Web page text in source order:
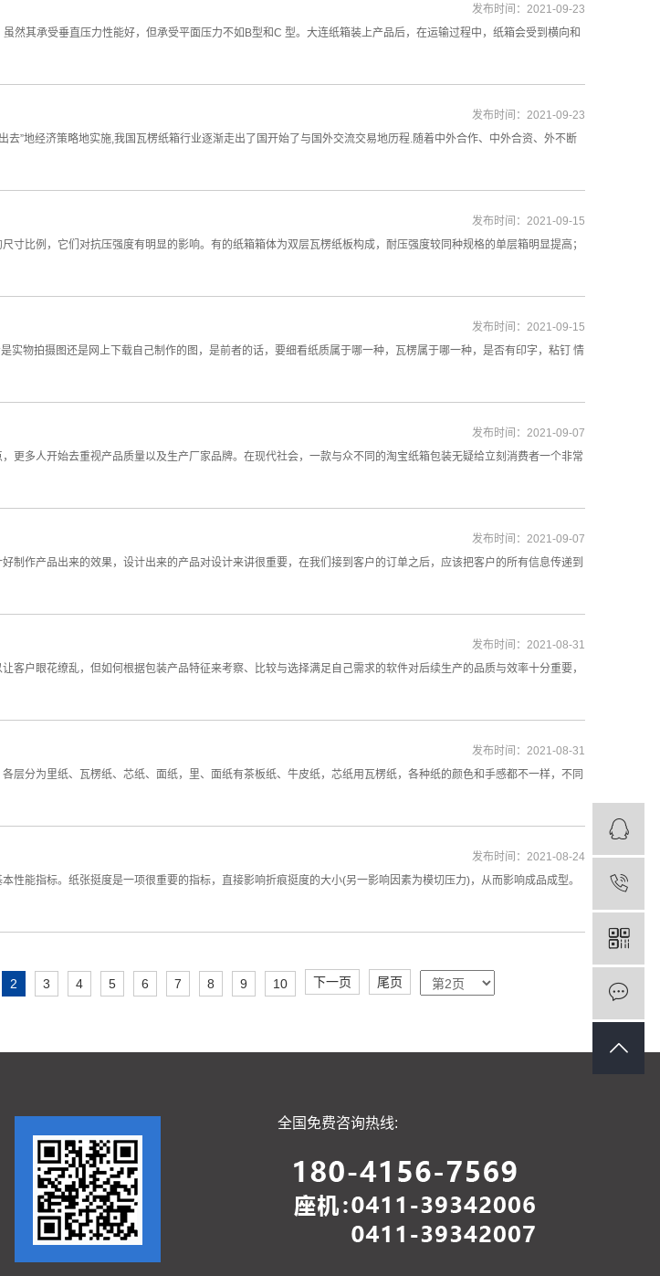
然其承受垂直压力性能好，但承受平面压力不如B型和C 型。大连纸箱装上产品后，在运输过程中，纸箱会受到横向和
发布时间：2021-09-23
去”地经济策略地实施,我国瓦楞纸箱行业逐渐走出了国开始了与国外交流交易地历程.随着中外合作、中外合资、外不断
发布时间：2021-09-23
寸比例，它们对抗压强度有明显的影响。有的纸箱箱体为双层瓦楞纸板构成，耐压强度较同种规格的单层箱明显提高；
发布时间：2021-09-15
实物拍摄图还是网上下载自己制作的图，是前者的话，要细看纸质属于哪一种，瓦楞属于哪一种，是否有印字，粘钉 情
发布时间：2021-09-15
更多人开始去重视产品质量以及生产厂家品牌。在现代社会，一款与众不同的淘宝纸箱包装无疑给立刻消费者一个非常
发布时间：2021-09-07
制作产品出来的效果，设计出来的产品对设计来讲很重要，在我们接到客户的订单之后，应该把客户的所有信息传递到
发布时间：2021-09-07
客户眼花缭乱，但如何根据包装产品特征来考察、比较与选择满足自己需求的软件对后续生产的品质与效率十分重要，
发布时间：2021-08-31
层分为里纸、瓦楞纸、芯纸、面纸，里、面纸有茶板纸、牛皮纸，芯纸用瓦楞纸，各种纸的颜色和手感都不一样，不同
发布时间：2021-08-31
性能指标。纸张挺度是一项很重要的指标，直接影响折痕挺度的大小(另一影响因素为模切压力)，从而影响成品成型。
发布时间：2021-08-24
2 3 4 5 6 7 8 9 10 下一页 尾页
全国免费咨询热线: